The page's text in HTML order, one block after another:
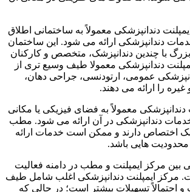
دندانپزشکی معمولاً به ساختمانی اطلاق
دندانپزشکی ارائه می شود. این ساختمان
با چندین دندانپزشک، متخصص و کارکنان
دندانپزشکی معمولا طیف وسیع تری از
عمومی، ارتودنسی، جراحی دهان،
غیره را ارائه می دهند.
معمولاً به فضای فیزیکی یا مکانی
دندانپزشکی در آن ارائه می شود. مطب
اختصاص دارند و ممکن است خدمات ارائه
هایی باشد.
بین مرکز ایمپلنت و مطب در دامنه فعالیت
مرکز ایمپلنت دندانپزشکی اغلب شامل طیف
احتمالاً تسهیلات بیشتر است؛ در حالی که